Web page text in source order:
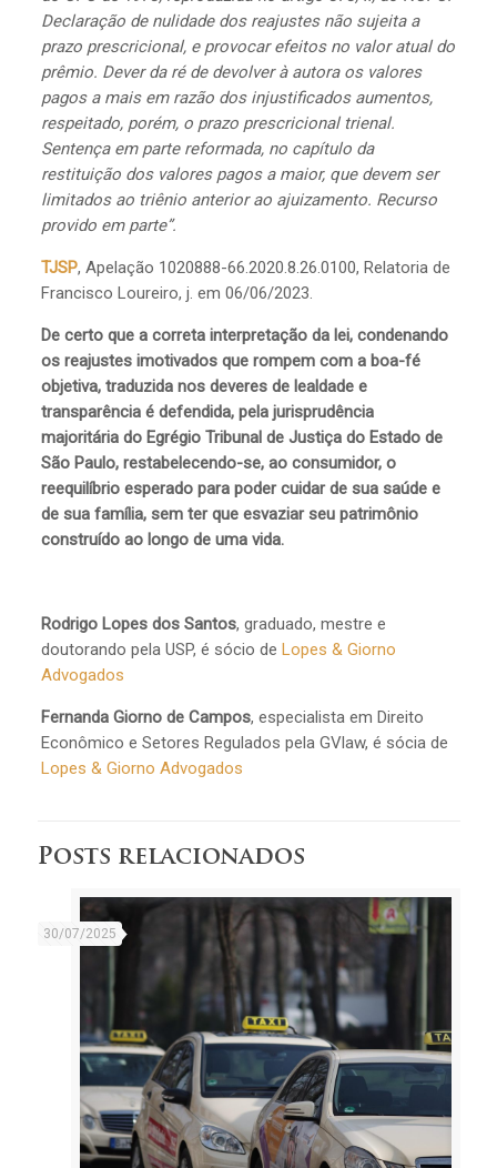
Declaração de nulidade dos reajustes não sujeita a
prazo prescricional, e provocar efeitos no valor atual do
prêmio. Dever da ré de devolver à autora os valores
pagos a mais em razão dos injustificados aumentos,
respeitado, porém, o prazo prescricional trienal.
Sentença em parte reformada, no capítulo da
restituição dos valores pagos a maior, que devem ser
limitados ao triênio anterior ao ajuizamento. Recurso
provido em parte”.
TJSP, Apelação 1020888-66.2020.8.26.0100, Relatoria de
Francisco Loureiro, j. em 06/06/2023.
De certo que a correta interpretação da lei, condenando
os reajustes imotivados que rompem com a boa-fé
objetiva, traduzida nos deveres de lealdade e
transparência é defendida, pela jurisprudência
majoritária do Egrégio Tribunal de Justiça do Estado de
São Paulo, restabelecendo-se, ao consumidor, o
reequilíbrio esperado para poder cuidar de sua saúde e
de sua família, sem ter que esvaziar seu patrimônio
construído ao longo de uma vida.
Rodrigo Lopes dos Santos, graduado, mestre e
doutorando pela USP, é sócio deLopes & Giorno
Advogados
Fernanda Giorno de Campos, especialista em Direito
Econômico e Setores Regulados pela GVlaw, é sócia de
Lopes & Giorno Advogados
Posts relacionados
30/07/2025